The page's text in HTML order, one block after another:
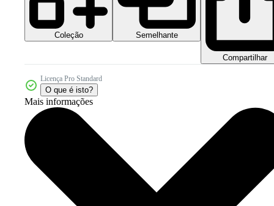
Coleção Semelhante
Compartilhar
Licença Pro Standard
O que é isto?
Mais informações